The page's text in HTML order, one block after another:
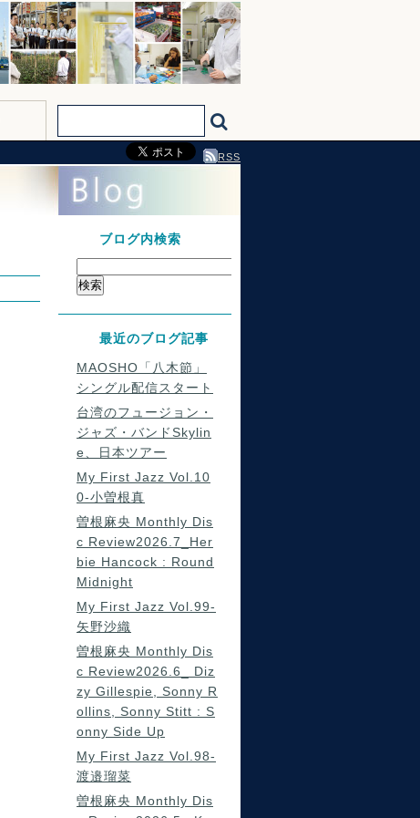
RSS
ブログ内検索
最近のブログ記事
MAOSHO「八木節」
シングル配信スタート
台湾のフュージョン・
ジャズ・バンドSkylin
e、日本ツアー
My First Jazz Vol.10
0-小曽根真
曽根麻央 Monthly Dis
c Review2026.7_Her
bie Hancock : Round
Midnight
My First Jazz Vol.99-
矢野沙織
曽根麻央 Monthly Dis
c Review2026.6_ Diz
zy Gillespie, Sonny R
ollins, Sonny Stitt : S
onny Side Up
My First Jazz Vol.98-
渡邉瑠菜
曽根麻央 Monthly Dis